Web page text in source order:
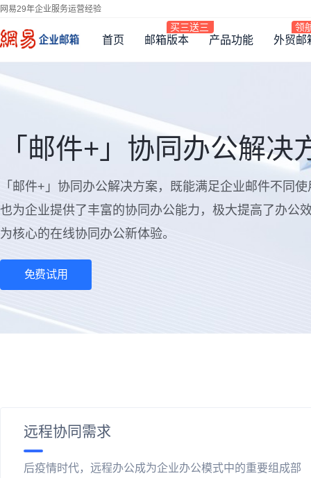
网易29年企业服务运营经验
首页 邮箱版本 产品功能 外贸邮
「邮件+」协同办公解决
「邮件+」协同办公解决方案，既能满足企业邮件不同
也为企业提供了丰富的协同办公能力，极大提高了办公
为核心的在线协同办公新体验。
免费试用
远程协同需求
后疫情时代，远程办公成为企业办公模式中的重要组成部